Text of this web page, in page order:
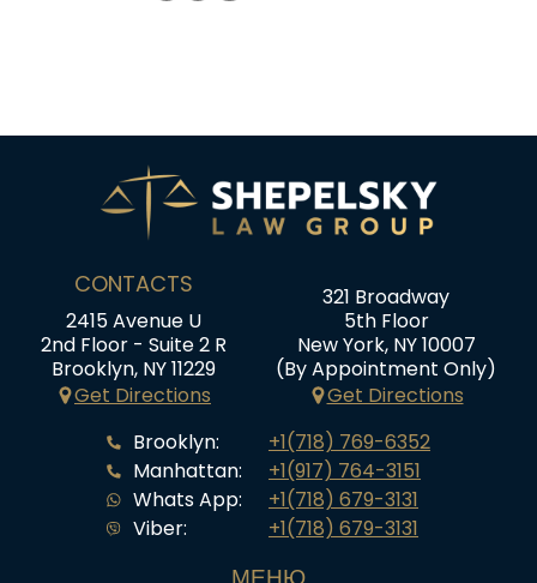
CONTACTS
2415 Avenue U
2nd Floor - Suite 2 R
Brooklyn, NY 11229
Get Directions
321 Broadway
5th Floor
New York, NY 10007
(By Appointment Only)
Get Directions
Brooklyn:
Manhattan:
Whats App:
Viber:
+1(718) 769-6352
+1(917) 764-3151
+1(718) 679-3131
+1(718) 679-3131